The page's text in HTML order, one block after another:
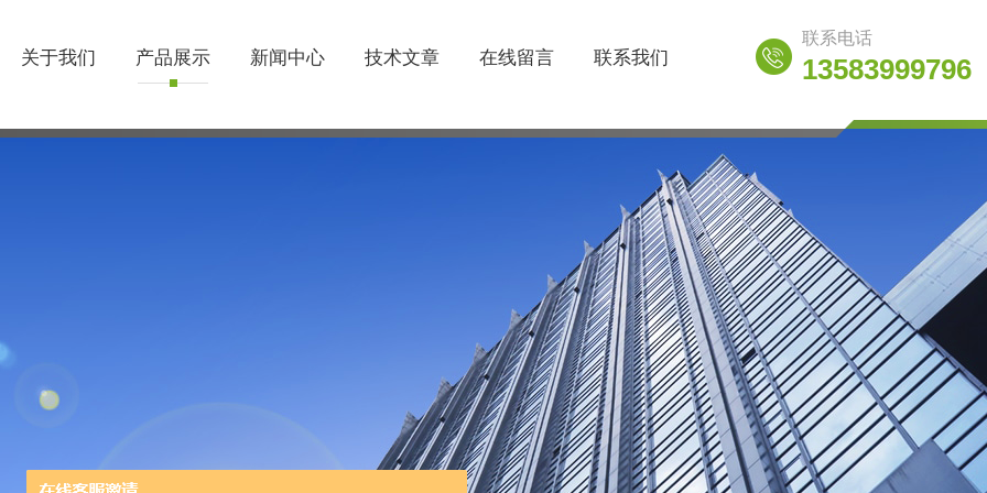
关于我们 产品展示 新闻中心 技术文章 在线留言 联系我们
联系电话
13583999796